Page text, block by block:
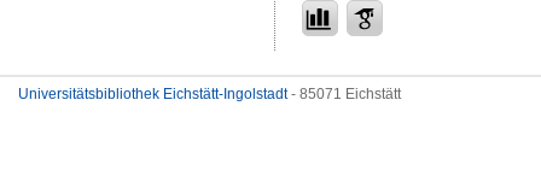
Universitätsbibliothek Eichstätt-Ingolstadt- 85071 Eichstätt